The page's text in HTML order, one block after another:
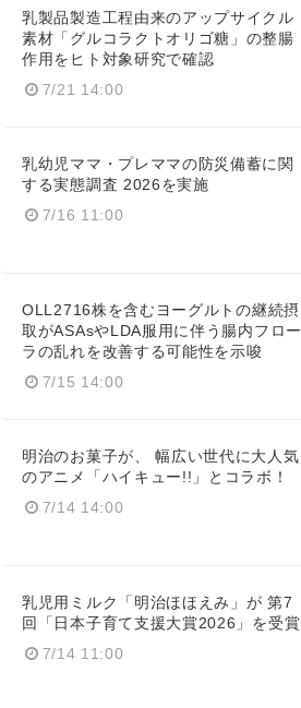
乳製品製造工程由来のアップサイクル
素材「グルコラクトオリゴ糖」の整腸
作用をヒト対象研究で確認
7/21 14:00
乳幼児ママ・プレママの防災備蓄に関
する実態調査 2026を実施
7/16 11:00
OLL2716株を含むヨーグルトの継続摂
取がASAsやLDA服用に伴う腸内フロー
ラの乱れを改善する可能性を示唆
7/15 14:00
明治のお菓子が、 幅広い世代に大人気
のアニメ「ハイキュー!!」とコラボ！
7/14 14:00
乳児用ミルク「明治ほほえみ」が 第7
回「日本子育て支援大賞2026」を受賞
7/14 11:00